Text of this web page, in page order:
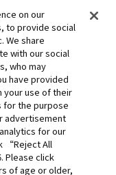
Soldier
TV, Sunrise
©Tatsuki
on our
to provide social
We share
with our social
who may
have provided
your use of their
for the purpose
advertisement
for our
“Reject All
Please click
of age or older,